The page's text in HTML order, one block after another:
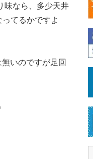
味なら、多少天井
てるかですよ
いのですが足回